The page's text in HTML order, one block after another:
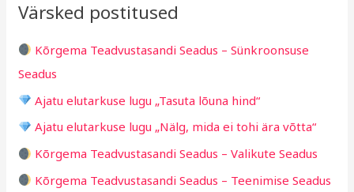
c
f
o
r
:
Värsked postitused
Kõrgema Teadvustasandi Seadus – Sünkroonsuse
Seadus
Ajatu elutarkuse lugu „Tasuta lõuna hind“
Ajatu elutarkuse lugu „Nälg, mida ei tohi ära võtta“
Kõrgema Teadvustasandi Seadus – Valikute Seadus
Kõrgema Teadvustasandi Seadus – Teenimise Seadus
g
i
d